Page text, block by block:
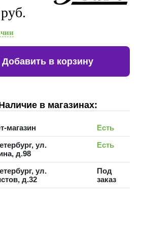
Добавить в корзину
в магазинах:
магазин
Есть
ул.
д.98
Есть
ул.
д.32
Под
заказ